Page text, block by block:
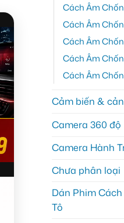
Cách Âm
Cách Âm
Cách Âm
Cách Âm
Cách Âm
Cảm biến &
Camera 360 độ
Camera Hành
Chưa phân loại
Dán Phim
Tô